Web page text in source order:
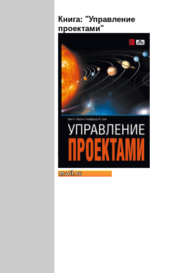
Книга: "Управление
проектами"